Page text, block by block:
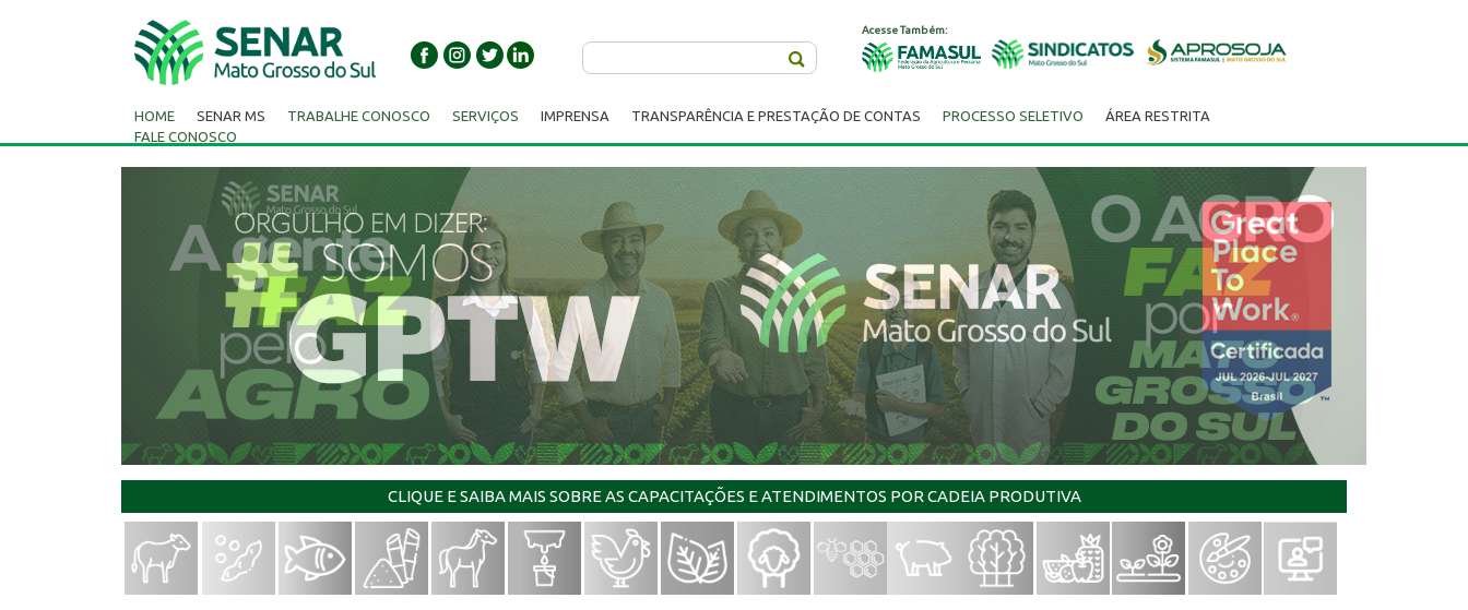
Acesse Também:
HOME SENAR MS TRABALHE CONOSCO SERVIÇOS IMPRENSA TRANSPARÊNCIA E PRESTAÇÃO DE CONTAS PROCESSO SELETIVO
ÁREA RESTRITA
FALE CONOSCO
CLIQUE E SAIBA MAIS SOBRE AS CAPACITAÇÕES E ATENDIMENTOS POR CADEIA PRODUTIVA